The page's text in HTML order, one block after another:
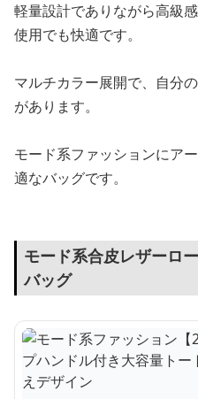
軽量設計でありながら高級
使用でも快適です。
マルチカラー展開で、自分
があります。
モード系ファッションにア
適なバッグです。
モード系合皮レザーロ
バッグ